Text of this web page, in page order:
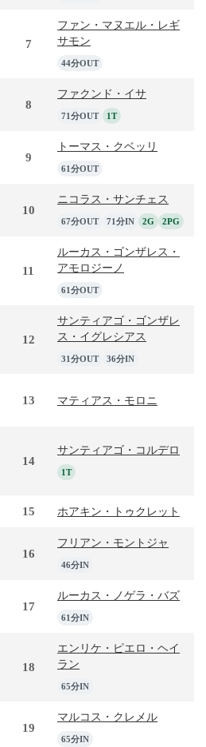
7
ファン・マヌエル・レギ
サモン
44分OUT
8
ファクンド・イサ
71分OUT 1T
9
トーマス・クベッリ
61分OUT
10
ニコラス・サンチェス
67分OUT 71分IN 2G 2PG
11
ルーカス・ゴンザレス・
アモロジーノ
61分OUT
12
サンティアゴ・ゴンザレ
ス・イグレシアス
31分OUT 36分IN
13 マティアス・モロニ
14
サンティアゴ・コルデロ
1T
15 ホアキン・トゥクレット
16
フリアン・モントジャ
46分IN
17
ルーカス・ノゲラ・バズ
61分IN
18
エンリケ・ピエロ・ヘイ
ラン
65分IN
19
マルコス・クレメル
65分IN